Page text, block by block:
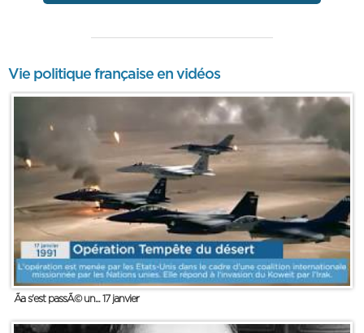
Vie politique française en vidéos
Ãa s'est passÃ© un... 17 janvier